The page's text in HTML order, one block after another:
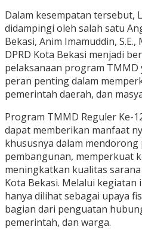
Dalam kesempatan tersebut,
didampingi oleh salah satu
Bekasi, Anim Imamuddin,
DPRD Kota Bekasi menjadi
pelaksanaan program TMMD
peran penting dalam
pemerintah daerah, dan
Program TMMD Reguler Ke-
dapat memberikan manfaat
khususnya dalam mendorong
pembangunan, memperkuat
meningkatkan kualitas
Kota Bekasi. Melalui
hanya dilihat sebagai upaya
bagian dari penguatan
pemerintah, dan warga.